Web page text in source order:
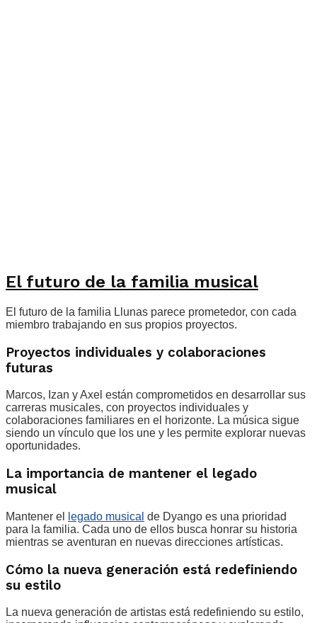
El futuro de la familia musical
El futuro de la familia Llunas parece prometedor, con cada
miembro trabajando en sus propios proyectos.
Proyectos individuales y colaboraciones
futuras
Marcos, Izan y Axel están comprometidos en desarrollar sus
carreras musicales, con proyectos individuales y
colaboraciones familiares en el horizonte. La música sigue
siendo un vínculo que los une y les permite explorar nuevas
oportunidades.
La importancia de mantener el legado
musical
Mantener el legado musical de Dyango es una prioridad
para la familia. Cada uno de ellos busca honrar su historia
mientras se aventuran en nuevas direcciones artísticas.
Cómo la nueva generación está redefiniendo
su estilo
La nueva generación de artistas está redefiniendo su estilo,